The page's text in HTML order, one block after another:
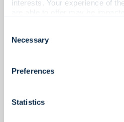
interests. Your experience of
Selection
Necessary
Preferences
Statistics